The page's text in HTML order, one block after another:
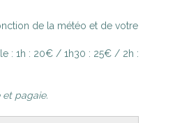
de la météo et de votre
: 1h : 20€ / 1h30 : 25€ / 2h :
pagaie.